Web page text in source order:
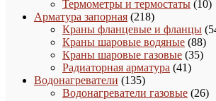
товаров
Термометры и термостаты 1010
Арматура запорная 218218
товаров
Краны фланцевые и фланцы
Краны шаровые водяные 8888
Краны шаровые газовые 3535
Радиаторная арматура 4141
Водонагреватели 135135
товаров
Водонагреватели газовые 2626